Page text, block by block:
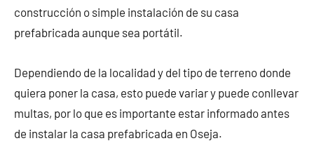
construcción o simple instalación de su casa
prefabricada aunque sea portátil.
Dependiendo de la localidad y del tipo de terreno donde
quiera poner la casa, esto puede variar y puede conllevar
multas, por lo que es importante estar informado antes
de instalar la casa prefabricada en Oseja.